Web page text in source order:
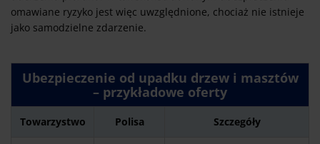
omawiane ryzyko jest więc uwzględnione, chociaż nie istnieje
jako samodzielne zdarzenie.
Ubezpieczenie od upadku drzew i masztów
– przykładowe oferty
Towarzystwo Polisa Szczegóły